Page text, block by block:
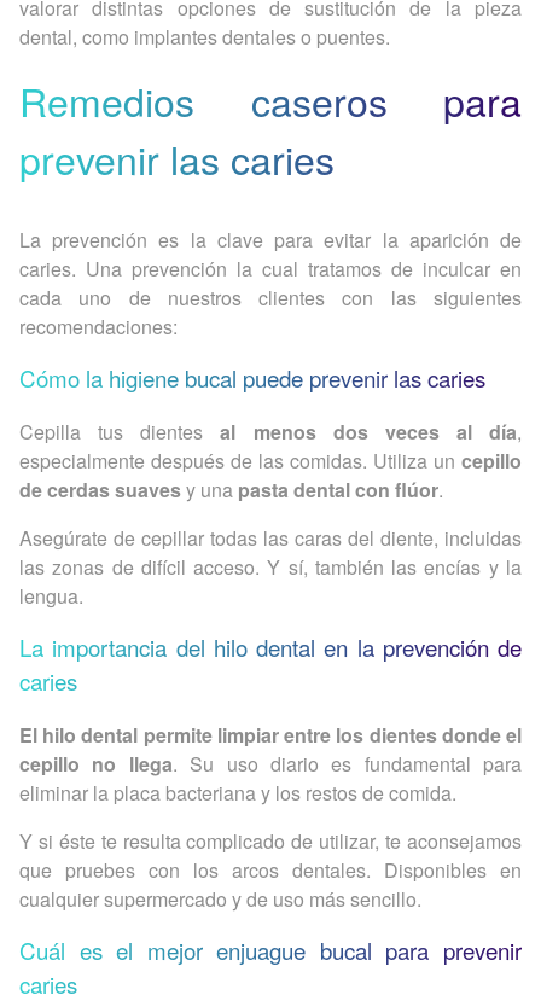
valorar distintas opciones de sustitución de la pieza
dental, como implantes dentales o puentes.
Remedios caseros para
prevenir las caries
La prevención es la clave para evitar la aparición de
caries. Una prevención la cual tratamos de inculcar en
cada uno de nuestros clientes con las siguientes
recomendaciones:
Cómo la higiene bucal puede prevenir las caries
Cepilla tus dientesal menos dos veces al día,
especialmente después de las comidas. Utiliza un cepillo
de cerdas suavesy una pasta dental con flúor.
Asegúrate de cepillar todas las caras del diente, incluidas
las zonas de difícil acceso. Y sí, también las encías y la
lengua.
La importancia del hilo dental en la prevención de
caries
El hilo dental permite limpiar entre los dientes donde el
cepillo no llega. Su uso diario es fundamental para
eliminar la placa bacteriana y los restos de comida.
Y si éste te resulta complicado de utilizar, te aconsejamos
que pruebes con los arcos dentales. Disponibles en
cualquier supermercado y de uso más sencillo.
Cuál es el mejor enjuague bucal para prevenir
caries